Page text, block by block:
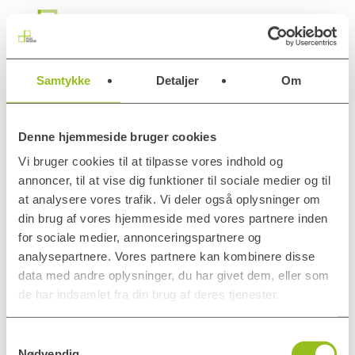
Samtykke Detaljer Om
Denne hjemmeside bruger cookies
Vi bruger cookies til at tilpasse vores indhold og
annoncer, til at vise dig funktioner til sociale medier og til
at analysere vores trafik. Vi deler også oplysninger om
din brug af vores hjemmeside med vores partnere inden
for sociale medier, annonceringspartnere og
analysepartnere. Vores partnere kan kombinere disse
data med andre oplysninger, du har givet dem, eller som
de har indsamlet fra din brug af deres tjenester.
main
content
Må
ryge
i
min
bolig
og
på
fællesarealerne?
Må jeg ryge i min
bolig og på
fællesarealerne?